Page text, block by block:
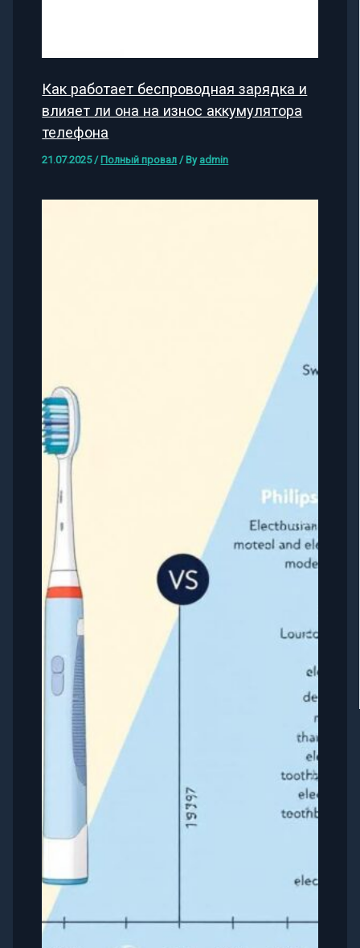
Как работает беспроводная зарядка и
влияет ли она на износ аккумулятора
телефона
21.07.2025 / Полный провал / By admin